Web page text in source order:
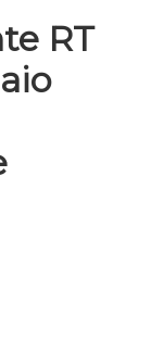
RT